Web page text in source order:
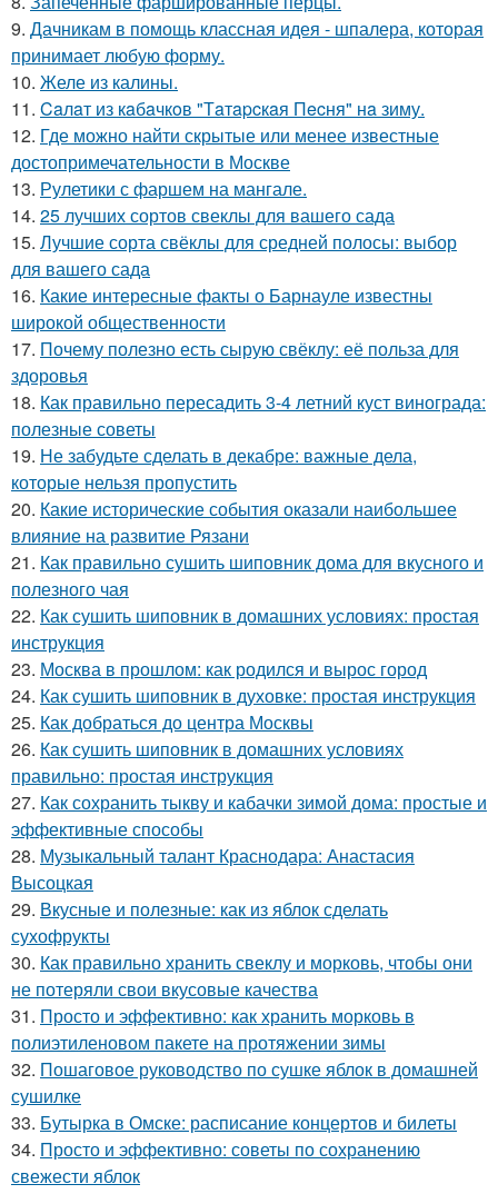
9. Дачникам в помощь классная идея - шпалера, которая
принимает любую форму.
10. Желе из калины.
11. Caлaт из кaбaчкoв "Тaтapcкaя Пecня" нa зиму.
12. Где можно найти скрытые или менее известные
достопримечательности в Москве
13. Рулетики с фаршем на мангале.
14. 25 лучших сортов свеклы для вашего сада
15. Лучшие сорта свёклы для средней полосы: выбор
для вашего сада
16. Какие интересные факты о Барнауле известны
широкой общественности
17. Почему полезно есть сырую свёклу: её польза для
здоровья
18. Как правильно пересадить 3-4 летний куст винограда:
полезные советы
19. Не забудьте сделать в декабре: важные дела,
которые нельзя пропустить
20. Какие исторические события оказали наибольшее
влияние на развитие Рязани
21. Как правильно сушить шиповник дома для вкусного и
полезного чая
22. Как сушить шиповник в домашних условиях: простая
инструкция
23. Москва в прошлом: как родился и вырос город
24. Как сушить шиповник в духовке: простая инструкция
25. Как добраться до центра Москвы
26. Как сушить шиповник в домашних условиях
правильно: простая инструкция
27. Как сохранить тыкву и кабачки зимой дома: простые и
эффективные способы
28. Музыкальный талант Краснодара: Анастасия
Высоцкая
29. Вкусные и полезные: как из яблок сделать
сухофрукты
30. Как правильно хранить свеклу и морковь, чтобы они
не потеряли свои вкусовые качества
31. Просто и эффективно: как хранить морковь в
полиэтиленовом пакете на протяжении зимы
32. Пошаговое руководство по сушке яблок в домашней
сушилке
33. Бутырка в Омске: расписание концертов и билеты
34. Просто и эффективно: советы по сохранению
свежести яблок